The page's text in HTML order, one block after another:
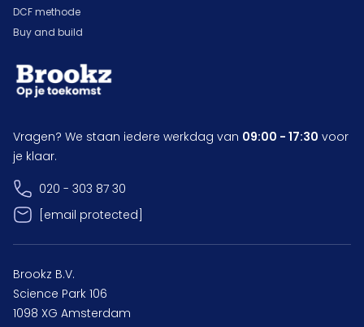
DCF methode
Buy and build
Vragen? We staan iedere werkdag van 09:00 - 17:30 voor
je klaar.
020 - 303 87 30
[email protected]
Brookz B.V.
Science Park 106
1098 XG Amsterdam